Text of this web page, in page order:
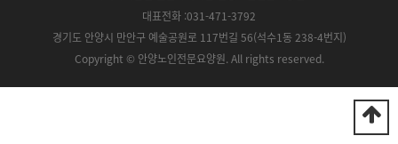
대표전화 :031-471-3792
경기도 안양시 만안구 예술공원로 117번길 56(석수1동 238-4번지)
Copyright © 안양노인전문요양원. All rights reserved.